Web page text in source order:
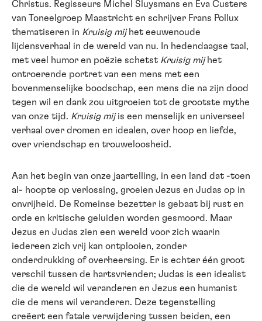
Christus. Regisseurs Michel Sluysmans en Eva Custers
van Toneelgroep Maastricht en schrijver Frans Pollux
thematiseren in Kruisig mijhet eeuwenoude
lijdensverhaal in de wereld van nu. In hedendaagse taal,
met veel humor en poëzie schetst Kruisig mijhet
ontroerende portret van een mens met een
bovenmenselijke boodschap, een mens die na zijn dood
tegen wil en dank zou uitgroeien tot de grootste mythe
van onze tijd. Kruisig mijis een menselijk en universeel
verhaal over dromen en idealen, over hoop en liefde,
over vriendschap en trouweloosheid.
Aan het begin van onze jaartelling, in een land dat -toen
al- hoopte op verlossing, groeien Jezus en Judas op in
onvrijheid. De Romeinse bezetter is gebaat bij rust en
orde en kritische geluiden worden gesmoord. Maar
Jezus en Judas zien een wereld voor zich waarin
iedereen zich vrij kan ontplooien, zonder
onderdrukking of overheersing. Er is echter één groot
verschil tussen de hartsvrienden; Judas is een idealist
die de wereld wil veranderen en Jezus een humanist
die de mens wil veranderen. Deze tegenstelling
creëert een fatale verwijdering tussen beiden, een